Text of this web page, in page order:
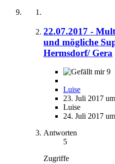
22.07.2017 -
und mögliche
Hermsdorf/ Gera
9
Luise
23. Juli 2017
Luise
24. Juli 2017
Antworten
5
Zugriffe